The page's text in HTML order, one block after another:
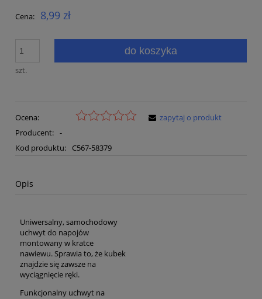
Cena: 8,99 zł
szt.
do koszyka
Ocena:
Producent: -
Kod produktu:
C567-58379
zapytaj o produkt
Opis
Uniwersalny, samochodowy
uchwyt do napojów
montowany w kratce
nawiewu. Sprawia to, że kubek
znajdzie się zawsze na
wyciągnięcie ręki.
Funkcjonalny uchwyt na